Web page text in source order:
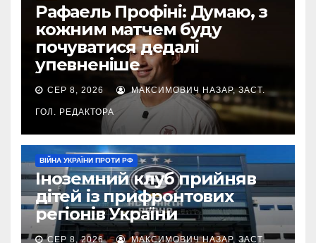
Рафаель Профіні: Думаю, з
кожним матчем буду
почуватися дедалі
упевненіше
СЕР 8, 2026 МАКСИМОВИЧ НАЗАР, ЗАСТ.
ГОЛ. РЕДАКТОРА
ВІЙНА УКРАЇНИ ПРОТИ РФ
Іноземний клуб прийняв
дітей із прифронтових
регіонів України
СЕР 8, 2026 МАКСИМОВИЧ НАЗАР, ЗАСТ.